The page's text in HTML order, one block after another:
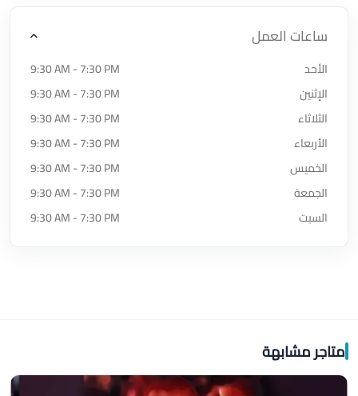
ساعات العمل
الأحد
9:30 AM - 7:30 PM
الإثنين
9:30 AM - 7:30 PM
الثلاثاء
9:30 AM - 7:30 PM
الأربعاء
9:30 AM - 7:30 PM
الخميس
9:30 AM - 7:30 PM
الجمعة
9:30 AM - 7:30 PM
السبت
9:30 AM - 7:30 PM
متاجر مشابهة